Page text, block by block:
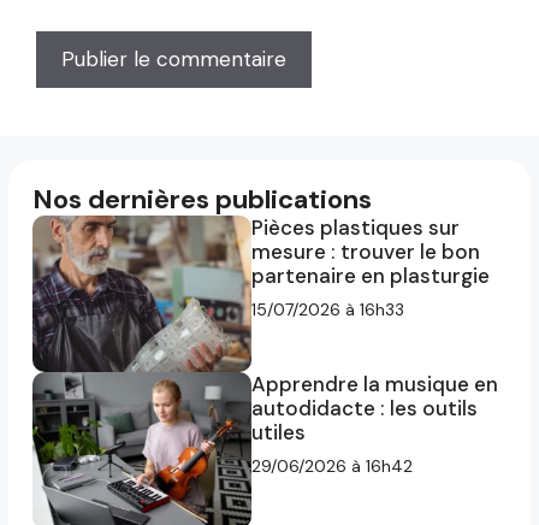
Nos dernières publications
Pièces plastiques sur
mesure : trouver le bon
partenaire en plasturgie
15/07/2026 à 16h33
Apprendre la musique en
autodidacte : les outils
utiles
29/06/2026 à 16h42